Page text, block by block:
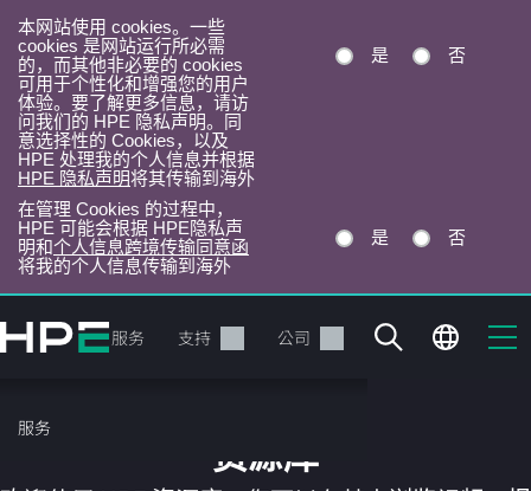
本网站使用 cookies。一些
cookies 是网站运行所必需
的，而其他非必要的 cookies
可用于个性化和增强您的用户
体验。要了解更多信息，请访
问我们的 HPE 隐私声明。同
意选择性的 Cookies，以及
HPE 处理我的个人信息并根据
HPE 隐私声明将其传输到海外
是 否
在管理 Cookies 的过程中，
HPE 可能会根据 HPE隐私声
明和个人信息跨境传输同意函
将我的个人信息传输到海外
是 否
转
到
目
录
产品 服务 支持 公司
服务 资源库